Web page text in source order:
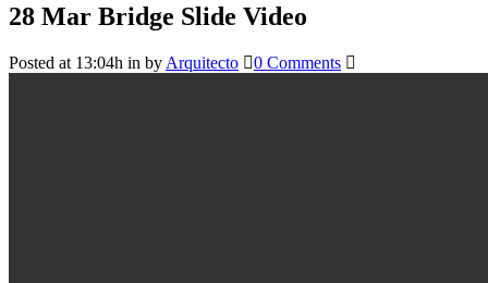
28 Mar Bridge Slide Video
Posted at 13:04h in by Arquitecto 0 Comments